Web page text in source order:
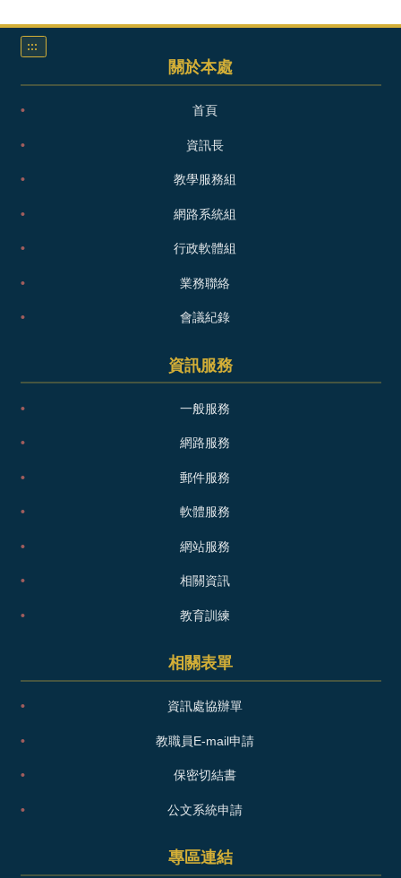
:::
關於本處
首頁
資訊長
教學服務組
網路系統組
行政軟體組
業務聯絡
會議紀錄
資訊服務
一般服務
網路服務
郵件服務
軟體服務
網站服務
相關資訊
教育訓練
相關表單
資訊處協辦單
教職員E-mail申請
保密切結書
公文系統申請
專區連結